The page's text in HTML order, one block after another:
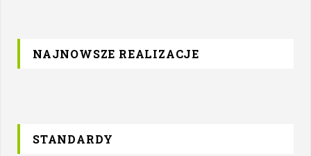
NAJNOWSZE REALIZACJE
STANDARDY